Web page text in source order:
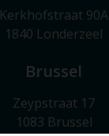
Kerkhofstraat 90A
1840 Londerzeel
Brussel
Zeypstraat 17
1083 Brussel